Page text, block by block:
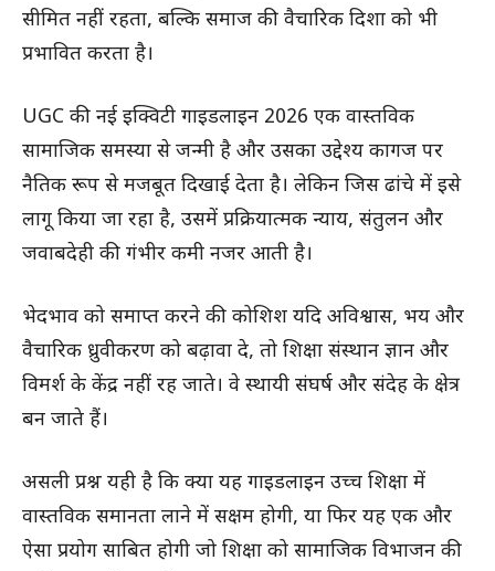
सीमित नहीं रहता, बल्कि समाज की वैचारिक दिशा को भी
प्रभावित करता है।
UGC की नई इक्विटी गाइडलाइन 2026 एक वास्तविक
सामाजिक समस्या से जन्मी है और उसका उद्देश्य कागज पर
नैतिक रूप से मजबूत दिखाई देता है। लेकिन जिस ढांचे में इसे
लागू किया जा रहा है, उसमें प्रक्रियात्मक न्याय, संतुलन और
जवाबदेही की गंभीर कमी नजर आती है।
भेदभाव को समाप्त करने की कोशिश यदि अविश्वास, भय और
वैचारिक ध्रुवीकरण को बढ़ावा दे, तो शिक्षा संस्थान ज्ञान और
विमर्श के केंद्र नहीं रह जाते। वे स्थायी संघर्ष और संदेह के क्षेत्र
बन जाते हैं।
असली प्रश्न यही है कि क्या यह गाइडलाइन उच्च शिक्षा में
वास्तविक समानता लाने में सक्षम होगी, या फिर यह एक और
ऐसा प्रयोग साबित होगी जो शिक्षा को सामाजिक विभाजन की